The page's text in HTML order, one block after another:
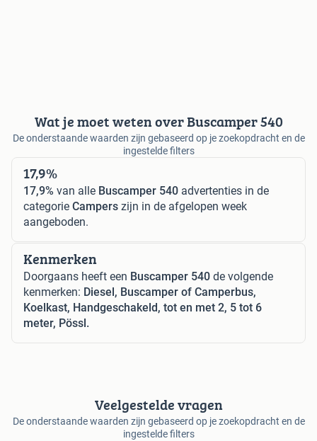
Wat je moet weten over Buscamper 540
De onderstaande waarden zijn gebaseerd op je zoekopdracht en de
ingestelde filters
17,9%
17,9% van alle Buscamper 540 advertenties in de
categorie Campers zijn in de afgelopen week
aangeboden.
Kenmerken
Doorgaans heeft een Buscamper 540 de volgende
kenmerken: Diesel, Buscamper of Camperbus,
Koelkast, Handgeschakeld, tot en met 2, 5 tot 6
meter, Pössl.
Veelgestelde vragen
De onderstaande waarden zijn gebaseerd op je zoekopdracht en de
ingestelde filters